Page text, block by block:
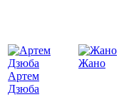
Артем
Дзюба
Жано